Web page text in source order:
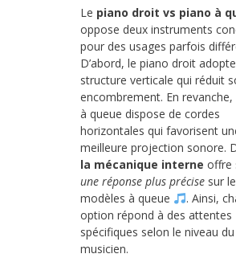
Le piano droit vs piano à
oppose deux instruments
pour des usages parfois
D’abord, le piano droit
structure verticale qui réduit
encombrement. En revanche,
à queue dispose de cordes
horizontales qui favorisent
meilleure projection sonore.
la mécanique interne offre
une réponse plus précise sur
modèles à queue
. Ainsi,
option répond à des attentes
spécifiques selon le niveau du
musicien.